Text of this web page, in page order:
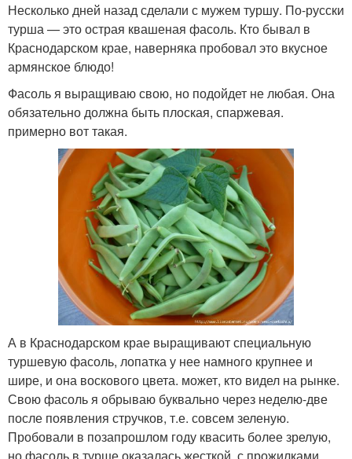
Несколько дней назад сделали с мужем туршу. По-русски
турша — это острая квашеная фасоль. Кто бывал в
Краснодарском крае, наверняка пробовал это вкусное
армянское блюдо!
Фасоль я выращиваю свою, но подойдет не любая. Она
обязательно должна быть плоская, спаржевая.
примерно вот такая.
А в Краснодарском крае выращивают специальную
туршевую фасоль, лопатка у нее намного крупнее и
шире, и она воскового цвета. может, кто видел на рынке.
Свою фасоль я обрываю буквально через неделю-две
после появления стручков, т.е. совсем зеленую.
Пробовали в позапрошлом году квасить более зрелую,